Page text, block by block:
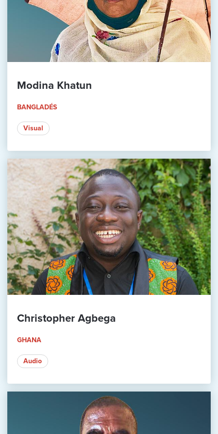
Modina Khatun
BANGLADÉS
Visual
Christopher Agbega
GHANA
Audio